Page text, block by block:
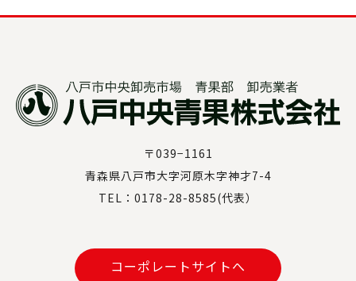
〒039−1161
青森県八戸市大字河原木字神才7-4
TEL：0178-28-8585(代表）
コーポレートサイトへ